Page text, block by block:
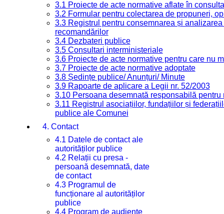
3.1 Proiecte de acte normative aflate în
3.2 Formular pentru colectarea de propuneri,
3.3 Registrul pentru consemnarea și
recomandărilor
3.4 Dezbateri publice
3.5 Consultari interministeriale
3.6 Proiecte de acte normative pentru care nu
3.7 Proiecte de acte normative adoptate
3.8 Ședințe publice/ Anunțuri/ Minute
3.9 Rapoarte de aplicare a Legii nr. 52/2003
3.10 Persoana desemnată responsabilă
3.11 Registrul asociațiilor, fundațiilor și
publice ale Comunei
4. Contact
4.1 Datele de contact ale
autorităților publice
4.2 Relații cu presa -
persoană desemnată, date
de contact
4.3 Programul de
funcționare al autorităților
publice
4.4 Program de audiențe